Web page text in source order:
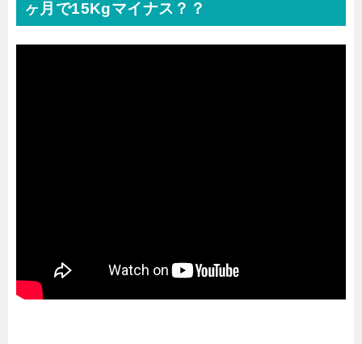
ヶ月で15Kgマイナス？？